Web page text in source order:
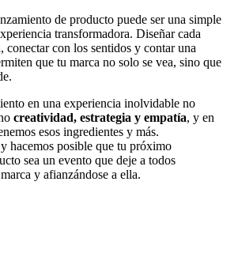
de producto puede ser una simple
transformadora. Diseñar cada
conectar con los sentidos y contar una
que tu marca no solo se vea, sino que
en una experiencia inolvidable no
creatividad, estrategia y empatía, y en
esos ingredientes y más.
y hacemos posible que tu próximo
sea un evento que deje a todos
y afianzándose a ella.